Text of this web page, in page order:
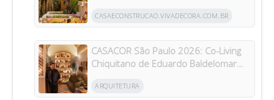
CASAECONSTRUCAO.VIVADECORA.COM.BR
CASACOR São Paulo 2026: Co-Living
Chiquitano de Eduardo Baldelomar
ARQUITETURA